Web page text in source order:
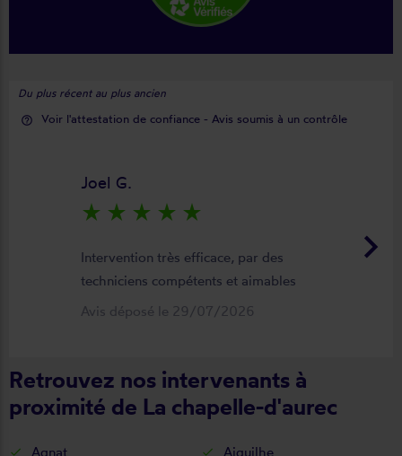
Du plus récent au plus ancien
help_outline Voir l'attestation de confiance - Avis soumis à un contrôle
keyboard_arrow_right
Joel G.
star_rate star_rate star_rate star_rate star_rate
Intervention très efficace, par des
techniciens compétents et aimables
Avis déposé le 29/07/2026
Retrouvez nos intervenants à
proximité de La chapelle-d'aurec
Agnat
Aiguilhe